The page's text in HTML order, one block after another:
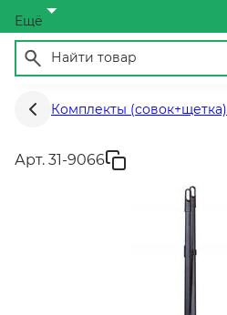
Ещё
Комплекты (совок+щетка)
Арт. 31-9066